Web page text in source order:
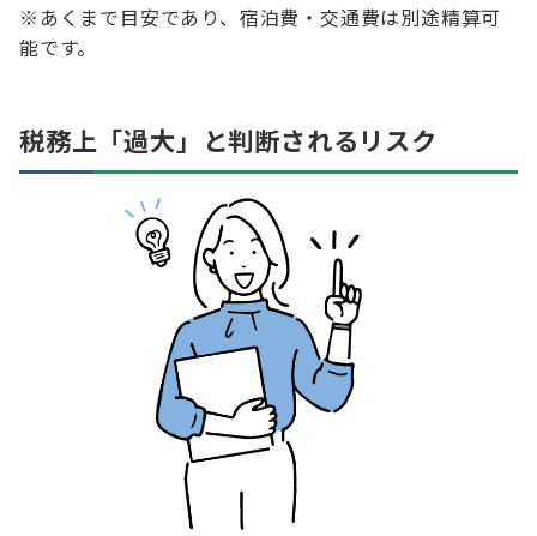
※あくまで目安であり、宿泊費・交通費は別途精算可
能です。
税務上「過大」と判断されるリスク